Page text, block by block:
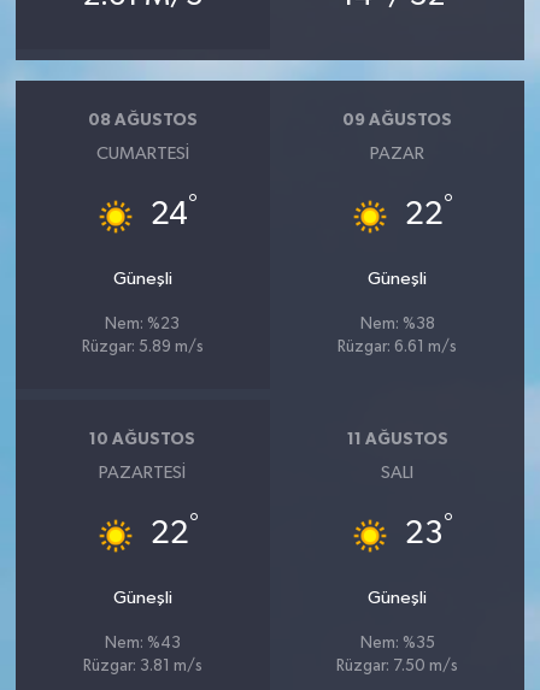
08 AĞUSTOS
CUMARTESI
24°
Güneşli
Nem: %23
Rüzgar: 5.89 m/s
09 AĞUSTOS
PAZAR
22°
Güneşli
Nem: %38
Rüzgar: 6.61 m/s
10 AĞUSTOS
PAZARTESI
22°
Güneşli
Nem: %43
Rüzgar: 3.81 m/s
11 AĞUSTOS
SALI
23°
Güneşli
Nem: %35
Rüzgar: 7.50 m/s